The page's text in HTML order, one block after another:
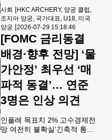
소회는? A. “나이와 체급을 핑
계 대지 않는 무대에서 얻어낸
결과라 더욱 값집니다. 자신의
연령대에만 안주하면 발전은
거기서 멈추고 맙니다. 한
클럽 HKC ARCHERY소속 최
하윤(16·세킨저 고교) 선수가
최근 미국 전국 양궁대회에서
자신의 연령대를 뛰어넘어 성
인부 4위 및 21세 이하(U21)
부문 동메달을 연달아 획득했
다. 15세였던 지난 2025년 18
세 이하(U18) 국가대표로 발탁
된 바 있는 최 선수는 올해도
상위 디비전에 잇따라 도전하
며 미국 양궁계의 주목을 받고
월 17일부터 19일까지 오하이
오주 더블린에서 열린 'USAT
사회 |HKC ARCHERY, 양궁 클럽,
조지아 양궁, 국가대표, U18, 미국
양궁 |2026-07-29 15:18:46
[FOMC 금리동결
배경·향후 전망] ‘물
가안정’ 최우선 ‘매
파적 동결’… 연준
3명은 인상 의견
인플레 목표치 2% 고수경제전
망 여전히 불확실‘긴축적 통화